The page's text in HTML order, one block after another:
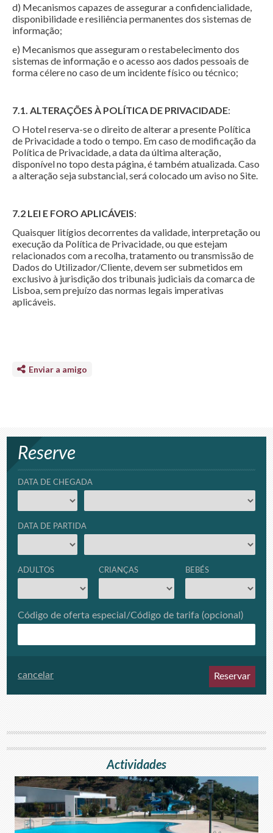
d) Mecanismos capazes de assegurar a confidencialidade,
disponibilidade e resiliência permanentes dos sistemas de
informação;
e) Mecanismos que asseguram o restabelecimento dos
sistemas de informação e o acesso aos dados pessoais de
forma célere no caso de um incidente físico ou técnico;
7.1. ALTERAÇÕES À POLÍTICA DE PRIVACIDADE:
O Hotel reserva-se o direito de alterar a presente Política
de Privacidade a todo o tempo. Em caso de modificação da
Política de Privacidade, a data da última alteração,
disponível no topo desta página, é também atualizada. Caso
a alteração seja substancial, será colocado um aviso no Site.
7.2 LEI E FORO APLICÁVEIS:
Quaisquer litígios decorrentes da validade, interpretação ou
execução da Política de Privacidade, ou que estejam
relacionados com a recolha, tratamento ou transmissão de
Dados do Utilizador/Cliente, devem ser submetidos em
exclusivo à jurisdição dos tribunais judiciais da comarca de
Lisboa, sem prejuízo das normas legais imperativas
aplicáveis.
Enviar a amigo
Actividades